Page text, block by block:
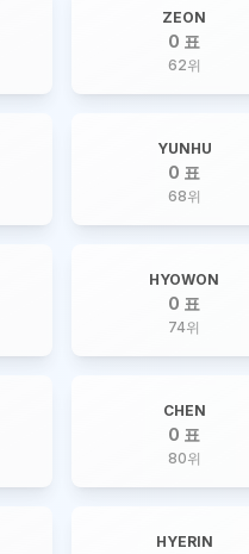
ZEON
0 표
62위
YUNHU
0 표
68위
HYOWON
0 표
74위
CHEN
0 표
80위
HYERIN